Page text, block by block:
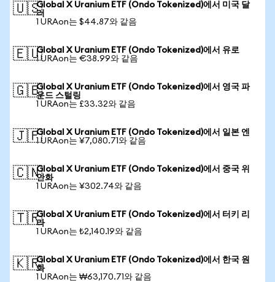
🇺🇸Global X Uranium ETF (Ondo Tokenized)에서 미국 달
러
1 URAon는 $44.87와 같음
🇪🇺Global X Uranium ETF (Ondo Tokenized)에서 유로
1 URAon는 €38.99와 같음
🇬🇧Global X Uranium ETF (Ondo Tokenized)에서 영국 파
운드 스털링
1 URAon는 £33.32와 같음
🇯🇵Global X Uranium ETF (Ondo Tokenized)에서 일본 엔
1 URAon는 ¥7,080.71와 같음
🇨🇳Global X Uranium ETF (Ondo Tokenized)에서 중국 위
안화
1 URAon는 ¥302.74와 같음
🇹🇷Global X Uranium ETF (Ondo Tokenized)에서 터키 리
라
1 URAon는 ₺2,140.19와 같음
🇰🇷Global X Uranium ETF (Ondo Tokenized)에서 한국 원
화
1 URAon는 ₩63,170.71와 같음